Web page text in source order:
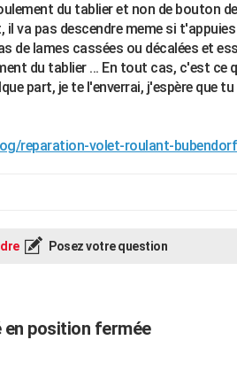
du tablier et non de bouton
il va pas descendre meme si
de lames cassées ou décalées et
du tablier ... En tout cas, c'est ce
part, je te l'enverrai, j'espère que
reparation-volet-roulant-
Posez votre question
position fermée